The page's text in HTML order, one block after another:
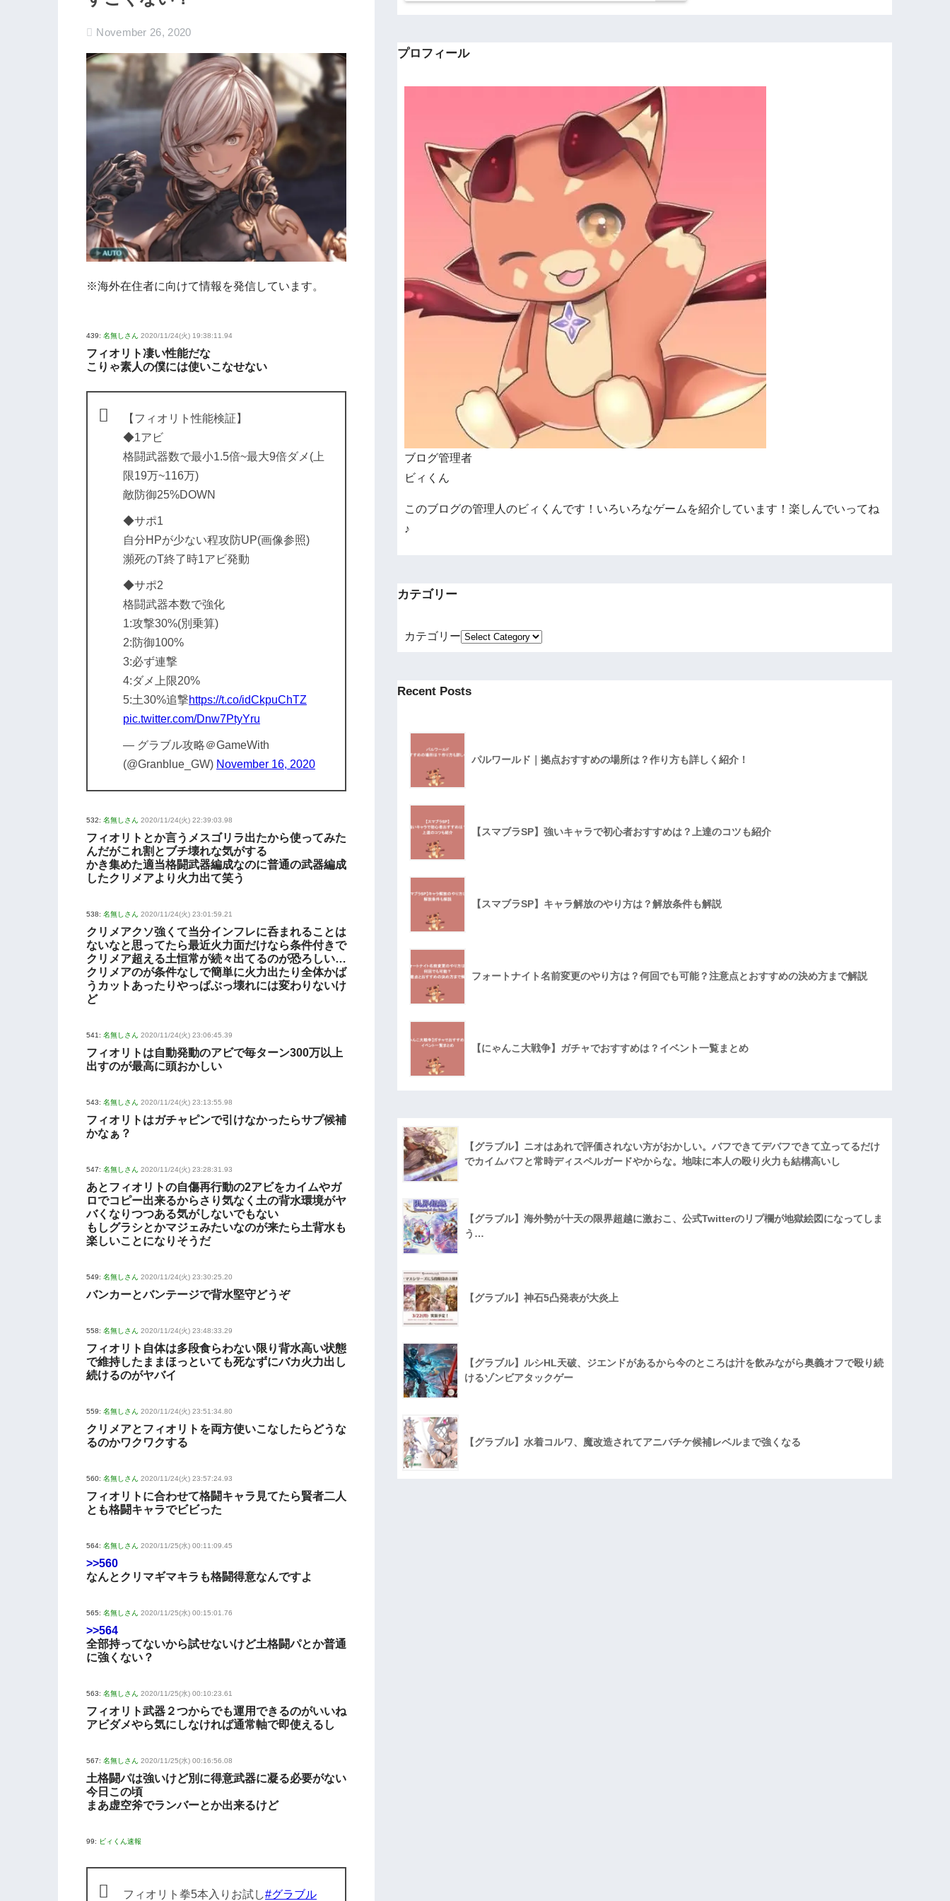
November 26, 2020
※海外在住者に向けて情報を発信しています。
439: 名無しさん 2020/11/24(火) 19:38:11.94
フィオリト凄い性能だな
こりゃ素人の僕には使いこなせない
【フィオリト性能検証】
◆1アビ
格闘武器数で最小1.5倍~最大9倍ダメ(上
限19万~116万)
敵防御25%DOWN
◆サポ1
自分HPが少ない程攻防UP(画像参照)
瀕死のT終了時1アビ発動
◆サポ2
格闘武器本数で強化
1:攻撃30%(別乗算)
2:防御100%
3:必ず連撃
4:ダメ上限20%
5:土30%追撃https://t.co/idCkpuChTZ
pic.twitter.com/Dnw7PtyYru
— グラブル攻略＠GameWith
(@Granblue_GW) November 16, 2020
532: 名無しさん 2020/11/24(火) 22:39:03.98
フィオリトとか言うメスゴリラ出たから使ってみた
んだがこれ割とブチ壊れな気がする
かき集めた適当格闘武器編成なのに普通の武器編成
したクリメアより火力出て笑う
538: 名無しさん 2020/11/24(火) 23:01:59.21
クリメアクソ強くて当分インフレに呑まれることは
ないなと思ってたら最近火力面だけなら条件付きで
クリメア超える土恒常が続々出てるのが恐ろしい…
クリメアのが条件なしで簡単に火力出たり全体かば
うカットあったりやっぱぶっ壊れには変わりないけ
ど
541: 名無しさん 2020/11/24(火) 23:06:45.39
フィオリトは自動発動のアビで毎ターン300万以上
出すのが最高に頭おかしい
543: 名無しさん 2020/11/24(火) 23:13:55.98
フィオリトはガチャピンで引けなかったらサプ候補
かなぁ？
547: 名無しさん 2020/11/24(火) 23:28:31.93
あとフィオリトの自傷再行動の2アビをカイムやガ
ロでコピー出来るからさり気なく土の背水環境がヤ
バくなりつつある気がしないでもない
もしグラシとかマジェみたいなのが来たら土背水も
楽しいことになりそうだ
549: 名無しさん 2020/11/24(火) 23:30:25.20
バンカーとバンテージで背水堅守どうぞ
558: 名無しさん 2020/11/24(火) 23:48:33.29
フィオリト自体は多段食らわない限り背水高い状態
で維持したままほっといても死なずにバカ火力出し
続けるのがヤバイ
559: 名無しさん 2020/11/24(火) 23:51:34.80
クリメアとフィオリトを両方使いこなしたらどうな
るのかワクワクする
560: 名無しさん 2020/11/24(火) 23:57:24.93
フィオリトに合わせて格闘キャラ見てたら賢者二人
とも格闘キャラでビビった
564: 名無しさん 2020/11/25(水) 00:11:09.45
>>560
なんとクリマギマキラも格闘得意なんですよ
565: 名無しさん 2020/11/25(水) 00:15:01.76
>>564
全部持ってないから試せないけど土格闘パとか普通
に強くない？
563: 名無しさん 2020/11/25(水) 00:10:23.61
フィオリト武器２つからでも運用できるのがいいね
アビダメやら気にしなければ通常軸で即使えるし
567: 名無しさん 2020/11/25(水) 00:16:56.08
土格闘パは強いけど別に得意武器に凝る必要がない
今日この頃
まあ虚空斧でランバーとか出来るけど
99: ビィくん速報
フィオリト拳5本入りお試し#グラブル
プロフィール
ブログ管理者
ビィくん
このブログの管理人のビィくんです！いろいろなゲームを紹介しています！楽しんでいってね
♪
カテゴリー
カテゴリー
Recent Posts
パルワールド｜拠点おすすめの場所は？作り方も詳しく紹介！
【スマブラSP】強いキャラで初心者おすすめは？上達のコツも紹介
【スマブラSP】キャラ解放のやり方は？解放条件も解説
フォートナイト名前変更のやり方は？何回でも可能？注意点とおすすめの決め方まで解説
【にゃんこ大戦争】ガチャでおすすめは？イベント一覧まとめ
【グラブル】ニオはあれで評価されない方がおかしい。バフできてデバフできて立ってるだけ
でカイムバフと常時ディスペルガードやからな。地味に本人の殴り火力も結構高いし
【グラブル】海外勢が十天の限界超越に激おこ、公式Twitterのリプ欄が地獄絵図になってしま
う…
【グラブル】神石5凸発表が大炎上
【グラブル】ルシHL天破、ジエンドがあるから今のところは汁を飲みながら奥義オフで殴り続
けるゾンビアタックゲー
【グラブル】水着コルワ、魔改造されてアニバチケ候補レベルまで強くなる